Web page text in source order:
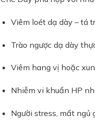
Viêm loét dạ dày – tá
Trào ngược dạ dày
Viêm hang vị hoặc
Nhiễm vi khuẩn HP
Người stress, mất ngủ